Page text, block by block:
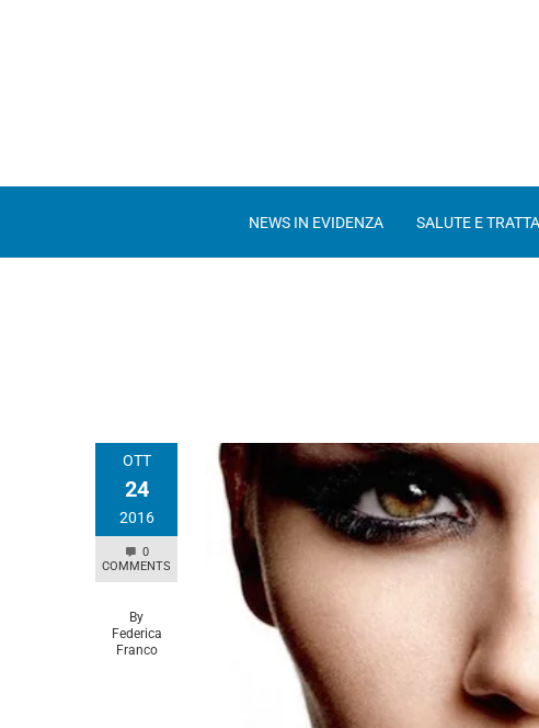
NEWS IN EVIDENZA SALUTE E
OTT
24
2016
0
COMMENTS
By
Federica
Franco